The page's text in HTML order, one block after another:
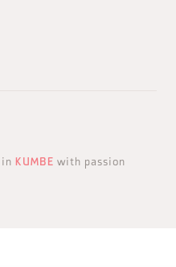
in KUMBE with passion